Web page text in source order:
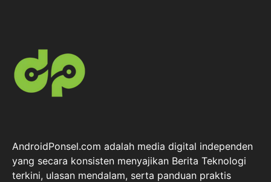
AndroidPonsel.com adalah media digital independen
yang secara konsisten menyajikan Berita Teknologi
terkini, ulasan mendalam, serta panduan praktis